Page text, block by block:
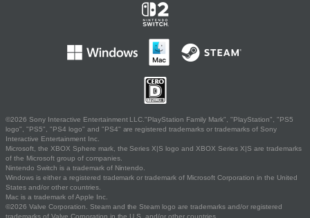
©2026 Sony Interactive Entertainment LLC."PlayStation Family Mark", "PlayStation", "PS5
logo", "PS5", "PS4 logo" and "PS4" are registered trademarks or trademarks of Sony
Interactive Entertainment Inc.
Microsoft, the XBOX Sphere mark, the Series X|S logo and XBOX Series X|S are trademarks
of the Microsoft group of companies.
Nintendo Switch is a trademark of Nintendo.
Windows is either a registered trademark or trademark of Microsoft Corporation in the United
States and/or other countries.
Mac is a trademark of Apple Inc.
©2026 Valve Corporation. Steam and the Steam logo are trademarks and/or registered
trademarks of Valve Corporation in the U.S. and/or other countries.